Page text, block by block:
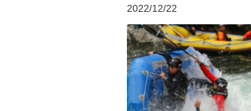
2022/12/22